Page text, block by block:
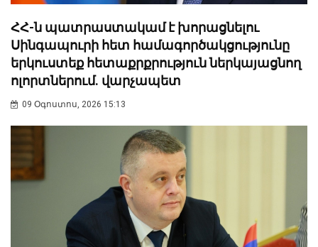
ՀՀ-ն պատրաստակամ է խորացնելու
Սինգապուրի հետ համագործակցությունը
երկուստեք հետաքրքրություն ներկայացնող
ոլորտներում. վարչապետ
09 Օգոստոս, 2026 15:13